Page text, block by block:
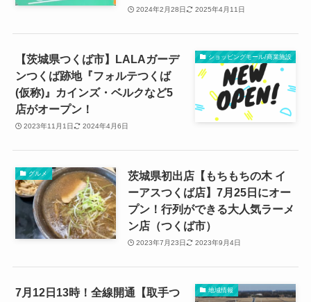
2024年2月28日 2025年4月11日
ショッピングモール/商業施設
【茨城県つくば市】LALAガーデ
ンつくば跡地『フォルテつくば
(仮称)』カインズ・ベルクなど5
店がオープン！
2023年11月1日 2024年4月6日
グルメ
茨城県初出店【もちもちの木 イ
ーアスつくば店】7月25日にオー
プン！行列ができる大人気ラーメ
ン店（つくば市）
2023年7月23日 2023年9月4日
地域情報
7月12日13時！全線開通【取手つ